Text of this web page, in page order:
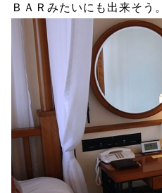
ＢＡＲみたいにも出来そう。